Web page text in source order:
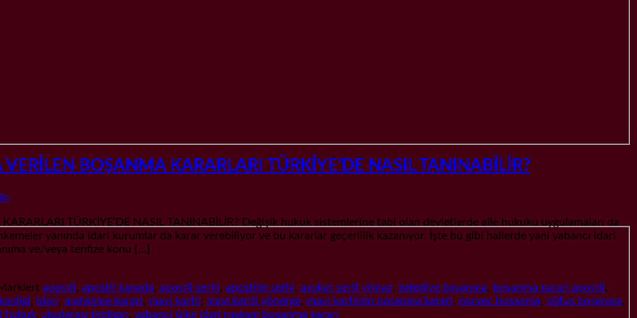
BOŞANMA KARARLARI TÜRKİYE’DE NASIL TANINABİLİR?
TÜRKİYE’DE NASIL TANINABİLİR? Değişik hukuk sistemlerine tabi olan devletlerde aile hukuku uygulamaları da
yanında idari kurumlar da karar verebiliyor ve bu kararlar geçerlilik kazanıyor. İşte bu gibi hallerde yani yabancı idari
ve/veya tenfize konu […]
apostil , apostil kanada, apostil serhi, apostille serhi, avukat serif yilmaz, belediye boşanma, boşanma karari apostil ,
, idari, mahkeme karari, mavi kartli, mavi kartli yönerge, mavi kartlinin bosanma karari, norvec bosanma, nüfus boşanma,
hukuk, uluslarası tebligat, yabanci ülke idari makam boşanma kararı